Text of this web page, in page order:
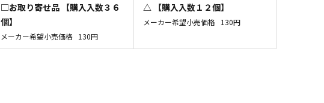
□お取り寄せ品 【購入入数３６
個】
メーカー希望小売価格 130円
△ 【購入入数１２個】
メーカー希望小売価格 130円